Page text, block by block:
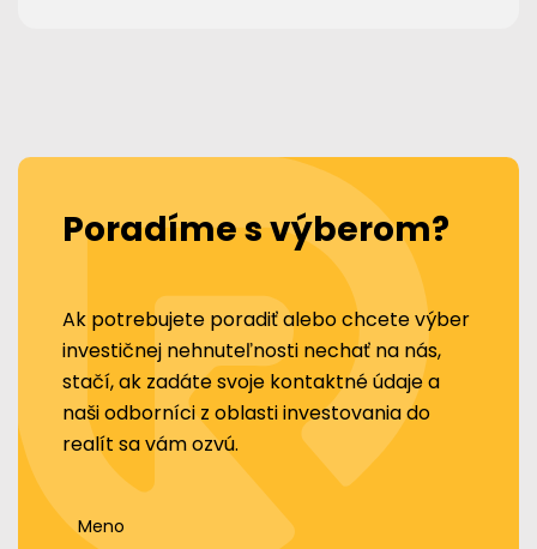
Poradíme s výberom?
Ak potrebujete poradiť alebo chcete výber
investičnej nehnuteľnosti nechať na nás,
stačí, ak zadáte svoje kontaktné údaje a
naši odborníci z oblasti investovania do
realít sa vám ozvú.
Meno